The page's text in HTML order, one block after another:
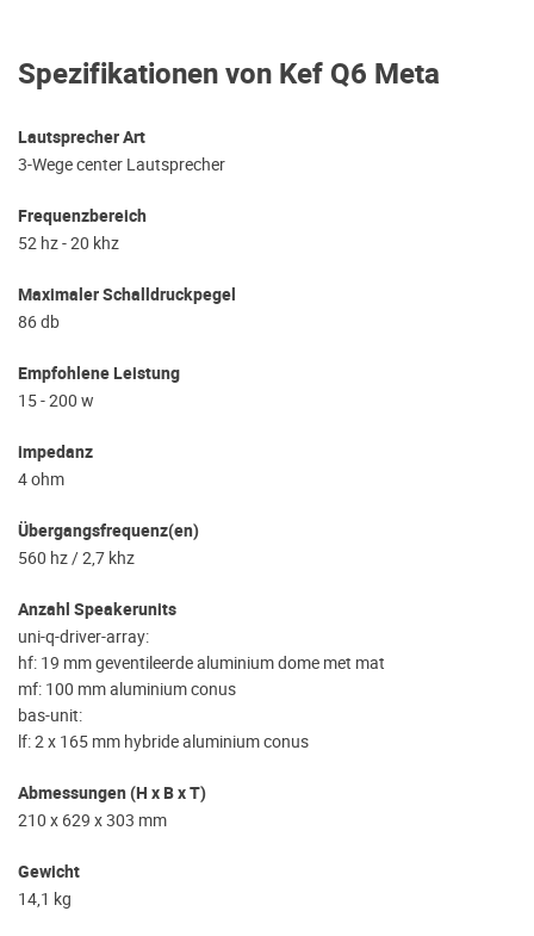
Spezifikationen von Kef Q6 Meta
Lautsprecher Art
3-Wege center Lautsprecher
Frequenzbereich
52 hz - 20 khz
Maximaler Schalldruckpegel
86 db
Empfohlene Leistung
15 - 200 w
impedanz
4 ohm
Übergangsfrequenz(en)
560 hz / 2,7 khz
Anzahl Speakerunits
uni-q-driver-array:
hf: 19 mm geventileerde aluminium dome met mat
mf: 100 mm aluminium conus
bas-unit:
lf: 2 x 165 mm hybride aluminium conus
Abmessungen (H x B x T)
210 x 629 x 303 mm
Gewicht
14,1 kg